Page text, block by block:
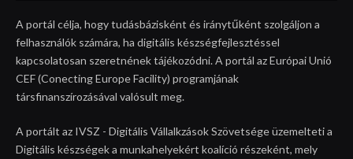
A portál célja, hogy tudásbázisként és iránytűként szolgáljon a
felhasználók számára, ha digitális készségfejlesztéssel
kapcsolatosan szeretnének tájékozódni. A portál az Európai Unió
CEF (Conecting Europe Facility) programjának
társfinanszírozásával valósult meg.
A portált az IVSZ - Digitális Vállalkzások Szövetsége üzemelteti a
Digitális készségek a munkahelyekért koalíció részeként, mely